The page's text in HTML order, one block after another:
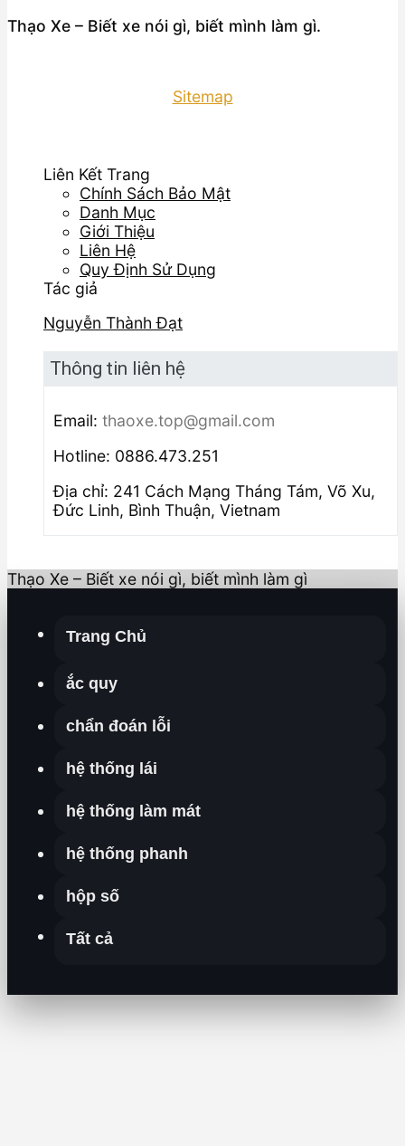
Thạo Xe – Biết xe nói gì, biết mình làm gì.
Sitemap
Liên Kết Trang
Chính Sách Bảo Mật
Danh Mục
Giới Thiệu
Liên Hệ
Quy Định Sử Dụng
Tác giả
Nguyễn Thành Đạt
Thông tin liên hệ
Email: thaoxe.top@gmail.com
Hotline: 0886.473.251
Địa chỉ: 241 Cách Mạng Tháng Tám, Võ Xu,
Đức Linh, Bình Thuận, Vietnam
Thạo Xe – Biết xe nói gì, biết mình làm gì
Trang Chủ
ắc quy
chẩn đoán lỗi
hệ thống lái
hệ thống làm mát
hệ thống phanh
hộp số
Tất cả